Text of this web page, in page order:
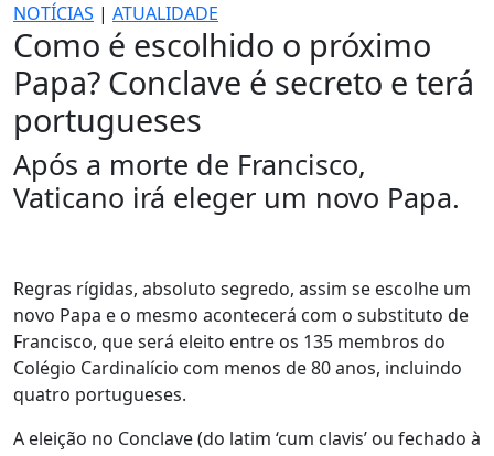
NOTÍCIAS | ATUALIDADE
Como é escolhido o próximo
Papa? Conclave é secreto e terá
portugueses
Após a morte de Francisco,
Vaticano irá eleger um novo Papa.
Regras rígidas, absoluto segredo, assim se escolhe um
novo Papa e o mesmo acontecerá com o substituto de
Francisco, que será eleito entre os 135 membros do
Colégio Cardinalício com menos de 80 anos, incluindo
quatro portugueses.
A eleição no Conclave (do latim ‘cum clavis’ ou fechado à